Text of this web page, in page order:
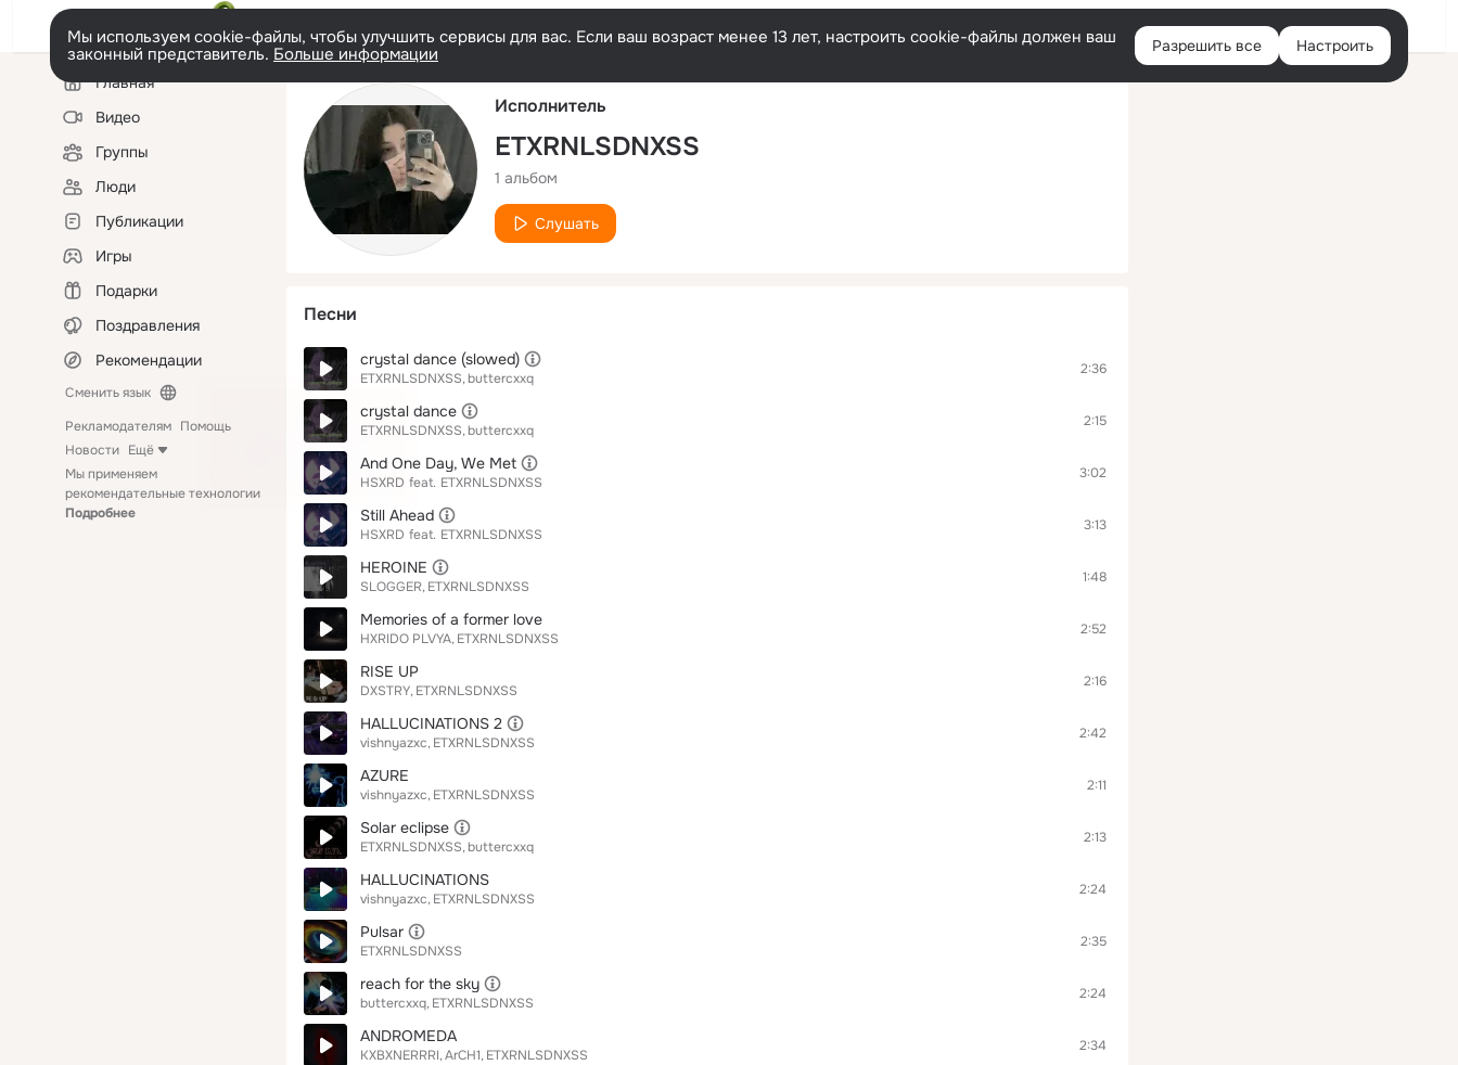
Русский Войти
Мы используем cookie-файлы, чтобы улучшить сервисы для вас. Если ваш возраст менее 13 лет, настроить cookie-файлы должен ваш
законный представитель. Больше информации Разрешить все Настроить
Левая
колонкаГлавная
Видео
Группы
Люди
Публикации
Игры
Подарки
Поздравления
Рекомендации
Сменить язык
Рекламодателям Помощь
Новости Ещё
Мы применяем
рекомендательные технологии
Подробнее
Исполнитель
ETXRNLSDNXSS
1 альбом
Слушать
Песни
crystal dance (slowed)
ETXRNLSDNXSS buttercxxq
2:36
crystal dance
ETXRNLSDNXSS buttercxxq
2:15
And One Day, We Met
HSXRD feat. ETXRNLSDNXSS
3:02
Still Ahead
HSXRD feat. ETXRNLSDNXSS
3:13
HEROINE
SLOGGER ETXRNLSDNXSS
1:48
Memories of a former love
HXRIDO PLVYA ETXRNLSDNXSS
2:52
RISE UP
DXSTRY ETXRNLSDNXSS
2:16
HALLUCINATIONS 2
vishnyazxc ETXRNLSDNXSS
2:42
AZURE
vishnyazxc ETXRNLSDNXSS
2:11
Solar eclipse
ETXRNLSDNXSS buttercxxq
2:13
HALLUCINATIONS
vishnyazxc ETXRNLSDNXSS
2:24
Pulsar
ETXRNLSDNXSS
2:35
reach for the sky
buttercxxq ETXRNLSDNXSS
2:24
ANDROMEDA
KXBXNERRRI ArCH1 ETXRNLSDNXSS
2:34